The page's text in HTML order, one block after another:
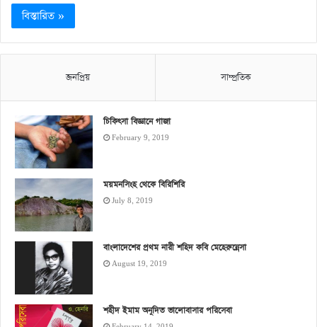
বিস্তারিত »
জনপ্রিয় সাম্প্রতিক
চিকিৎসা বিজ্ঞানে গাজা
February 9, 2019
ময়মনসিংহ থেকে বিরিশিরি
July 8, 2019
বাংলাদেশের প্রথম নারী শহিদ কবি মেহেরুন্নেসা
August 19, 2019
শহীদ ইমাম অনূদিত ভালোবাসার পরিসেবা